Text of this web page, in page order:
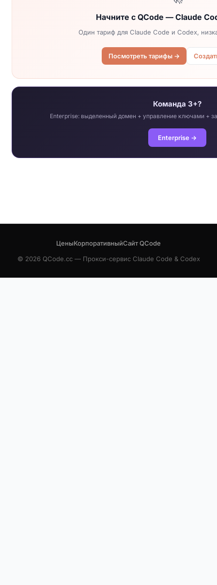
Начните с QCode — Claude
Один тариф для Claude Code и Codex,
Посмотреть тарифы →
Команда 3+?
Enterprise: выделенный домен + управление ключами +
Enterprise →
ЦеныКорпоративныйСайт QCode
© 2026 QCode.cc — Прокси-сервис Claude Code & Codex